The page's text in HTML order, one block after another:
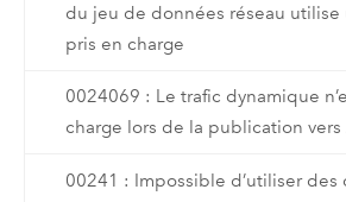
du jeu de données réseau utilise
pris en charge
0024069 : Le trafic dynamique
charge lors de la publication vers
00241 : Impossible d’utiliser des